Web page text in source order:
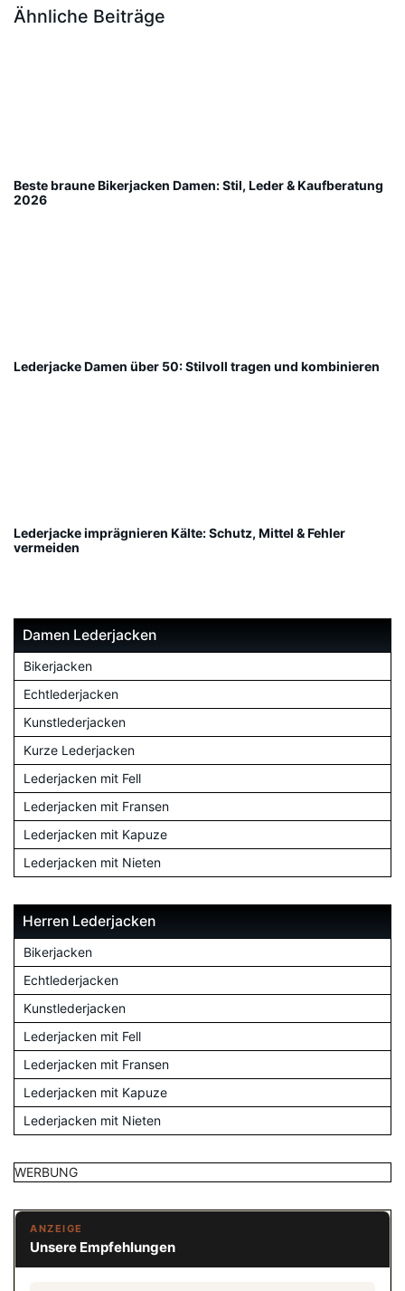
Ähnliche Beiträge
Beste braune Bikerjacken Damen: Stil, Leder & Kaufberatung
2026
Lederjacke Damen über 50: Stilvoll tragen und kombinieren
Lederjacke imprägnieren Kälte: Schutz, Mittel & Fehler
vermeiden
Damen Lederjacken
Bikerjacken
Echtlederjacken
Kunstlederjacken
Kurze Lederjacken
Lederjacken mit Fell
Lederjacken mit Fransen
Lederjacken mit Kapuze
Lederjacken mit Nieten
Herren Lederjacken
Bikerjacken
Echtlederjacken
Kunstlederjacken
Lederjacken mit Fell
Lederjacken mit Fransen
Lederjacken mit Kapuze
Lederjacken mit Nieten
WERBUNG
ANZEIGE
Unsere Empfehlungen